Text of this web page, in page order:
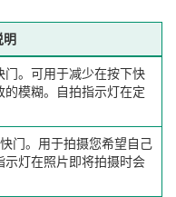
明
门。可用于减少在按下快
模糊。自拍指示灯在定
门。用于拍摄您希望自己
示灯在照片即将拍摄时会